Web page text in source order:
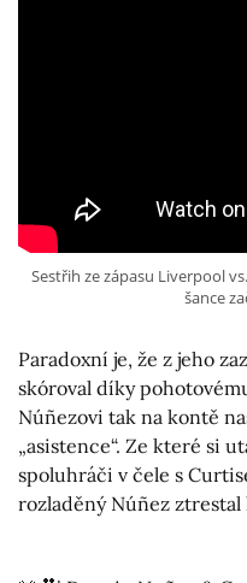
Sestřih ze zápasu Liverpool
šance
Paradoxní je, že z jeho
skóroval díky
Núñezovi tak na kontě
„asistence“. Ze které si
spoluhráči v čele s
rozladěný Núñez